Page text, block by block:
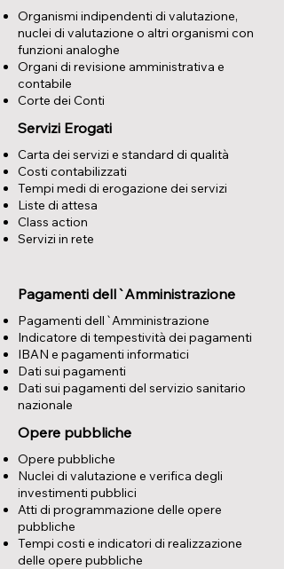
Organismi indipendenti di valutazione,
nuclei di valutazione o altri organismi con
funzioni analoghe
Organi di revisione amministrativa e
contabile
Corte dei Conti
Servizi Erogati
Carta dei servizi e standard di qualità
Costi contabilizzati
Tempi medi di erogazione dei servizi
Liste di attesa
Class action
Servizi in rete
Pagamenti dell`Amministrazione
Pagamenti dell`Amministrazione
Indicatore di tempestività dei pagamenti
IBAN e pagamenti informatici
Dati sui pagamenti
Dati sui pagamenti del servizio sanitario
nazionale
Opere pubbliche
Opere pubbliche
Nuclei di valutazione e verifica degli
investimenti pubblici
Atti di programmazione delle opere
pubbliche
Tempi costi e indicatori di realizzazione
delle opere pubbliche